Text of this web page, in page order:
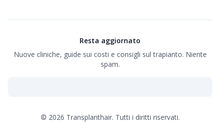
Resta aggiornato
Nuove cliniche, guide sui costi e consigli sul trapianto. Niente
spam.
© 2026 Transplanthair. Tutti i diritti riservati.